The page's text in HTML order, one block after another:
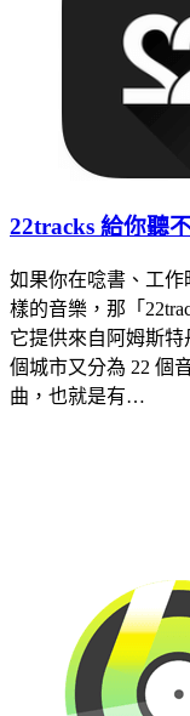
22tracks 給你聽
如果你在唸書、工
樣的音樂，那「
它提供來自阿姆斯
個城市又分為 22 個
曲，也就是有…